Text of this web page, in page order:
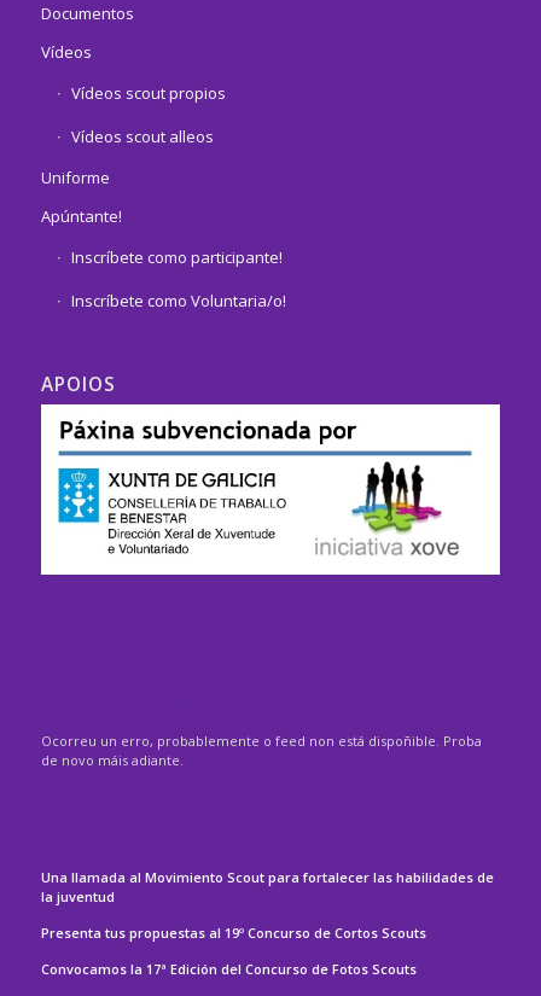
Documentos
Vídeos
Vídeos scout propios
Vídeos scout alleos
Uniforme
Apúntante!
Inscríbete como participante!
Inscríbete como Voluntaria/o!
APOIOS
Ocorreu un erro, probablemente o feed non está dispoñible. Proba
de novo máis adiante.
Una llamada al Movimiento Scout para fortalecer las habilidades de
la juventud
Presenta tus propuestas al 19º Concurso de Cortos Scouts
Convocamos la 17ª Edición del Concurso de Fotos Scouts